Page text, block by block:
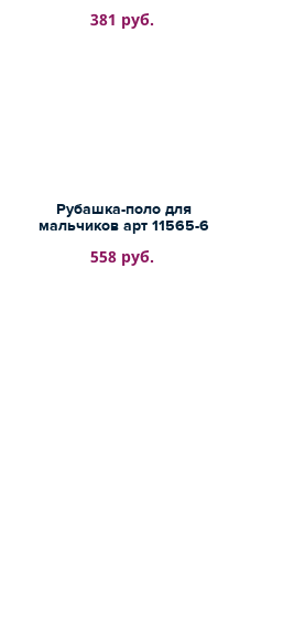
381 руб.
Рубашка-поло для
мальчиков арт 11565-6
558 руб.